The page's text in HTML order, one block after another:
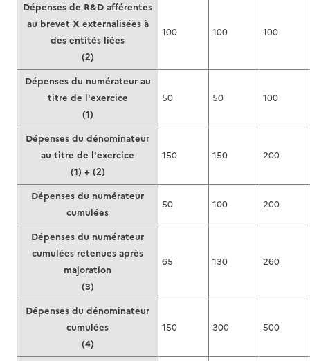
Dépenses de R&D afférentes
au brevet X externalisées à
des entités liées
(2)
100 100 100
Dépenses du numérateur au
titre de l'exercice
(1)
50 50 100
Dépenses du dénominateur
au titre de l'exercice
(1) + (2)
150 150 200
Dépenses du numérateur
cumulées
50 100 200
Dépenses du numérateur
cumulées retenues après
majoration
(3)
65 130 260
Dépenses du dénominateur
cumulées
(4)
150 300 500